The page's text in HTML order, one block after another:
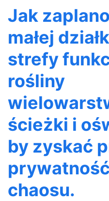
Jak
małej
strefy
rośliny
ścieżki i
by zyskać
chaosu.